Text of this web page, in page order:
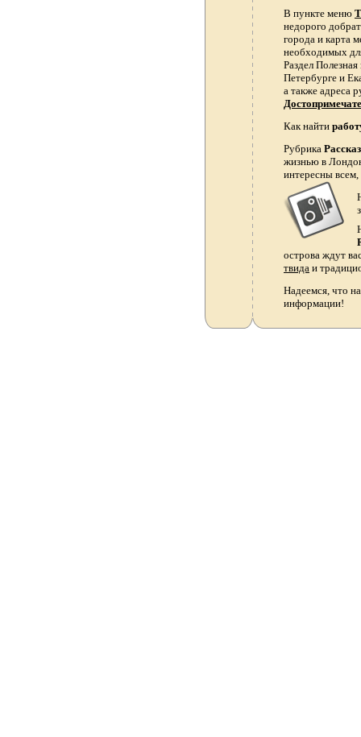
В пункте меню
недорого
города и карта
необходимых
Раздел
Петербурге и
а также адреса
Как найти
Рубрика
жизнью в
интересны
острова ждут
твида и
Надеемся, что
информации!